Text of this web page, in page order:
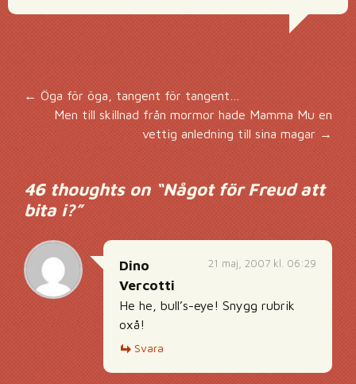
Inläggsnavigering
←Öga för öga, tangent för tangent…
Men till skillnad från mormor hade Mamma Mu en
vettig anledning till sina magar→
46 thoughts on “Något för Freud att
bita i?”
21 maj, 2007 kl. 06:29
Dino
Vercotti
He he, bull’s-eye! Snygg rubrik
oxå!
Svara